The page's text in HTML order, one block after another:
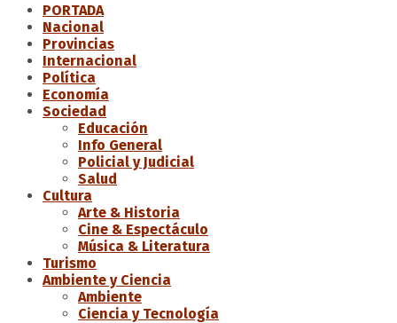
PORTADA
Nacional
Provincias
Internacional
Política
Economía
Sociedad
Educación
Info General
Policial y Judicial
Salud
Cultura
Arte & Historia
Cine & Espectáculo
Música & Literatura
Turismo
Ambiente y Ciencia
Ambiente
Ciencia y Tecnología